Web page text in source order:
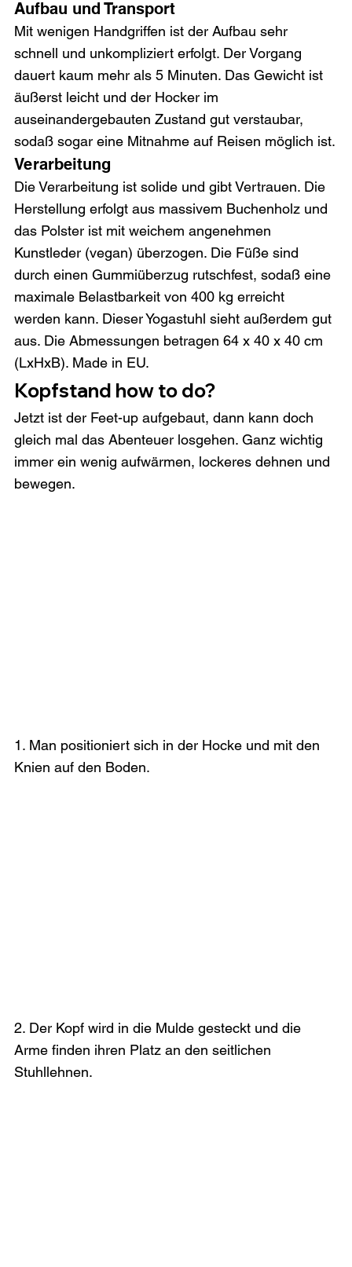
Aufbau und Transport
Mit wenigen Handgriffen ist der Aufbau sehr
schnell und unkompliziert erfolgt. Der Vorgang
dauert kaum mehr als 5 Minuten. Das Gewicht ist
äußerst leicht und der Hocker im
auseinandergebauten Zustand gut verstaubar,
sodaß sogar eine Mitnahme auf Reisen möglich ist.
Verarbeitung
Die Verarbeitung ist solide und gibt Vertrauen. Die
Herstellung erfolgt aus massivem Buchenholz und
das Polster ist mit weichem angenehmen
Kunstleder (vegan) überzogen. Die Füße sind
durch einen Gummiüberzug rutschfest, sodaß eine
maximale Belastbarkeit von 400 kg erreicht
werden kann. Dieser Yogastuhl sieht außerdem gut
aus. Die Abmessungen betragen 64 x 40 x 40 cm
(LxHxB). Made in EU.
Kopfstand how to do?
Jetzt ist der Feet-up aufgebaut, dann kann doch
gleich mal das Abenteuer losgehen. Ganz wichtig
immer ein wenig aufwärmen, lockeres dehnen und
bewegen.
1. Man positioniert sich in der Hocke und mit den
Knien auf den Boden.
2. Der Kopf wird in die Mulde gesteckt und die
Arme finden ihren Platz an den seitlichen
Stuhllehnen.